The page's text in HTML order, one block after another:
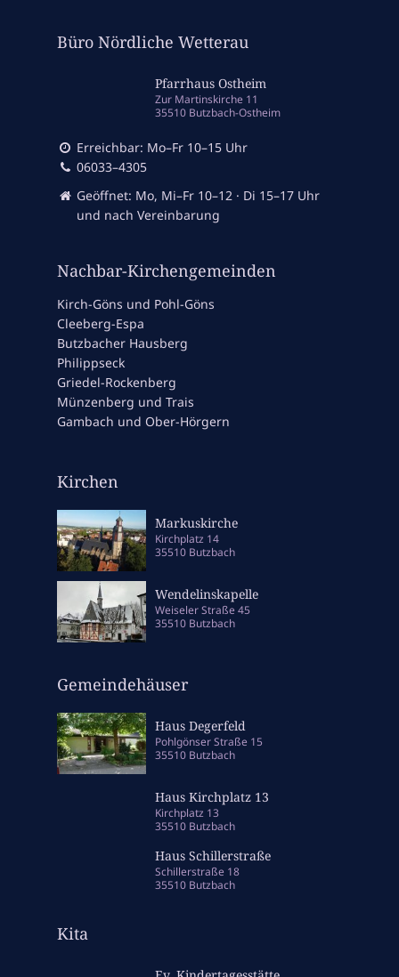
Büro Nördliche Wetterau
Pfarrhaus Ostheim
Zur Martinskirche 11
35510 Butzbach-Ostheim
Erreichbar: Mo–Fr 10–15 Uhr
06033–4305
Geöffnet: Mo, Mi–Fr 10–12 · Di 15–17 Uhr
und nach Vereinbarung
Nachbar-Kirchengemeinden
Kirch-Göns und Pohl-Göns
Cleeberg-Espa
Butzbacher Hausberg
Philippseck
Griedel-Rockenberg
Münzenberg und Trais
Gambach und Ober-Hörgern
Kirchen
Markuskirche
Kirchplatz 14
35510 Butzbach
Wendelinskapelle
Weiseler Straße 45
35510 Butzbach
Gemeindehäuser
Haus Degerfeld
Pohlgönser Straße 15
35510 Butzbach
Haus Kirchplatz 13
Kirchplatz 13
35510 Butzbach
Haus Schillerstraße
Schillerstraße 18
35510 Butzbach
Kita